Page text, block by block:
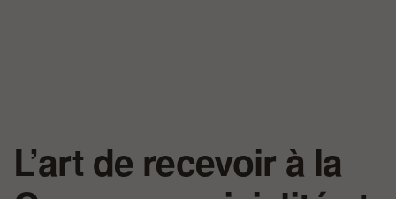
L’art de recevoir à la